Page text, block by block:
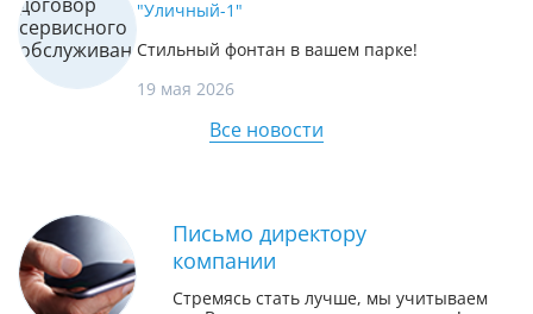
"Уличный-1"
Стильный фонтан в вашем парке!
19 мая 2026
Все новости
Письмо директору
компании
Стремясь стать лучше, мы учитываем